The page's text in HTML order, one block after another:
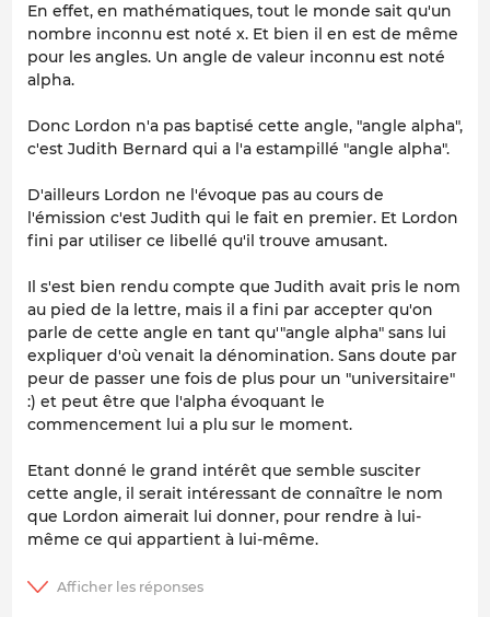
En effet, en mathématiques, tout le monde sait qu'un
nombre inconnu est noté x. Et bien il en est de même
pour les angles. Un angle de valeur inconnu est noté
alpha.
Donc Lordon n'a pas baptisé cette angle, "angle alpha",
c'est Judith Bernard qui a l'a estampillé "angle alpha".
D'ailleurs Lordon ne l'évoque pas au cours de
l'émission c'est Judith qui le fait en premier. Et Lordon
fini par utiliser ce libellé qu'il trouve amusant.
Il s'est bien rendu compte que Judith avait pris le nom
au pied de la lettre, mais il a fini par accepter qu'on
parle de cette angle en tant qu'"angle alpha" sans lui
expliquer d'où venait la dénomination. Sans doute par
peur de passer une fois de plus pour un "universitaire"
:) et peut être que l'alpha évoquant le
commencement lui a plu sur le moment.
Etant donné le grand intérêt que semble susciter
cette angle, il serait intéressant de connaître le nom
que Lordon aimerait lui donner, pour rendre à lui-
même ce qui appartient à lui-même.